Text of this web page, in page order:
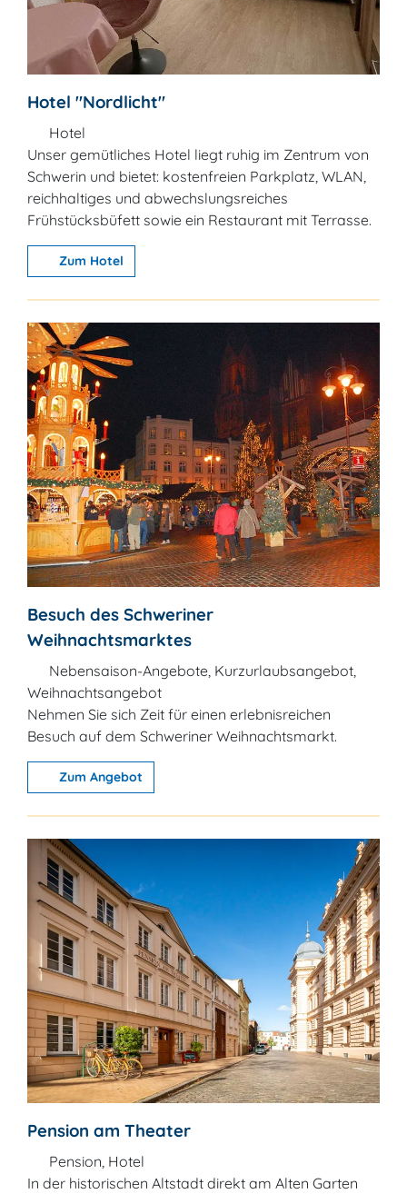
Hotel "Nordlicht"
Hotel
Unser gemütliches Hotel liegt ruhig im Zentrum von
Schwerin und bietet: kostenfreien Parkplatz, WLAN,
reichhaltiges und abwechslungsreiches
Frühstücksbüfett sowie ein Restaurant mit Terrasse.
Zum Hotel
Besuch des Schweriner
Weihnachtsmarktes
Nebensaison-Angebote, Kurzurlaubsangebot,
Weihnachtsangebot
Nehmen Sie sich Zeit für einen erlebnisreichen
Besuch auf dem Schweriner Weihnachtsmarkt.
Zum Angebot
Pension am Theater
Pension, Hotel
In der historischen Altstadt direkt am Alten Garten